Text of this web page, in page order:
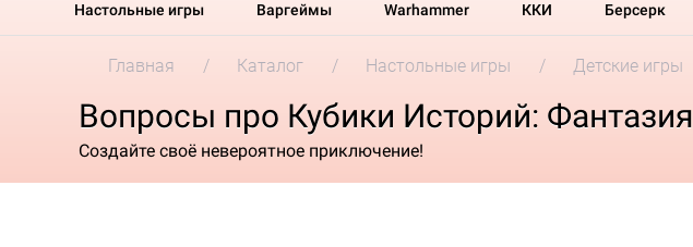
Настольные игры Варгеймы Warhammer ККИ Берсерк
Главная Каталог Настольные игры Детские игры
Вопросы про Кубики Историй: Фантазия
Создайте своё невероятное приключение!